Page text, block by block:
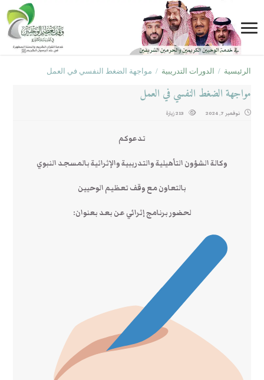
الرئيسية / الدورات التدريبية / مواجهة الضغط النفسي في العمل
مواجهة الضغط النفسي في العمل
نوفمبر 7, 2024 213 زيارة
تدعوكم
وكالة الشؤون التأهيلية والتدريبية والإثرائية بالمسجد النبوي
بالتعاون مع وقف تعظيم الوحيين
لحضور برنامج إثرائي عن بعد بعنوان: